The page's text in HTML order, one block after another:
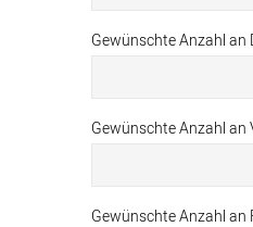
Gewünschte Anzahl an
Gewünschte Anzahl an
Gewünschte Anzahl